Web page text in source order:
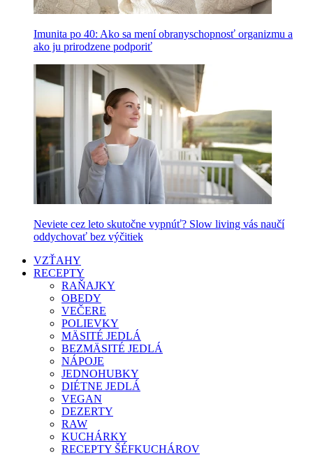
Imunita po 40: Ako sa mení obranyschopnosť organizmu a
ako ju prirodzene podporiť
Neviete cez leto skutočne vypnúť? Slow living vás naučí
oddychovať bez výčitiek
VZŤAHY
RECEPTY
RAŇAJKY
OBEDY
VEČERE
POLIEVKY
MÄSITÉ JEDLÁ
BEZMÄSITÉ JEDLÁ
NÁPOJE
JEDNOHUBKY
DIÉTNE JEDLÁ
VEGAN
DEZERTY
RAW
KUCHÁRKY
RECEPTY ŠÉFKUCHÁROV